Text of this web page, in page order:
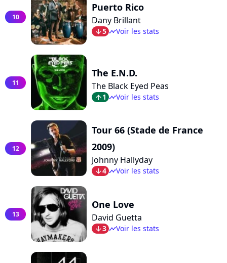
10
Puerto Rico
Dany Brillant
arrow_bot5 timelineVoir les stats
11
The E.N.D.
The Black Eyed Peas
arrow_top1 timelineVoir les stats
12
Tour 66 (Stade de France
2009)
Johnny Hallyday
arrow_bot4 timelineVoir les stats
13
One Love
David Guetta
arrow_bot3 timelineVoir les stats